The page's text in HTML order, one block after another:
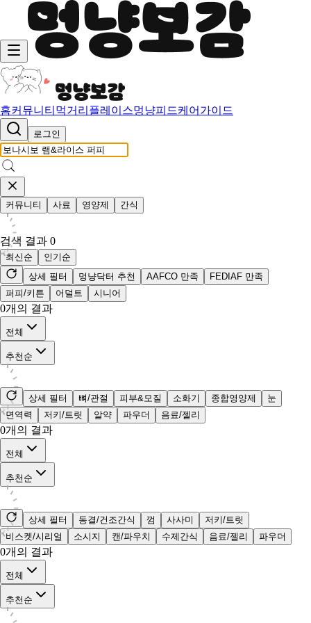
홈커뮤니티 먹거리 플레이스멍냥피드케어가이드
로그인
커뮤니티 사료 영양제 간식
검색 결과 0
최신순
인기순
상세 필터
멍냥닥터 추천 AAFCO 만족
FEDIAF 만족
퍼피/키튼
어덜트 시니어
0개의 결과
전체
추천순
상세 필터 뼈/관절 피부&모질 소화기 종합영양제
눈
면역력
저키/트릿 알약 파우더 음료/젤리
0개의 결과
전체
추천순
상세 필터 동결/건조간식 껌 사사미
저키/트릿
비스켓/시리얼
소시지 캔/파우치 수제간식 음료/젤리 파우더
0개의 결과
전체
추천순